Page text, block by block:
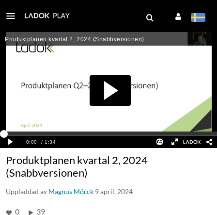
Produktplanen kvartal 2, 2024
(Snabbversionen)
Uppladdad av Magnus Mörck 9 april, 2024
0 39